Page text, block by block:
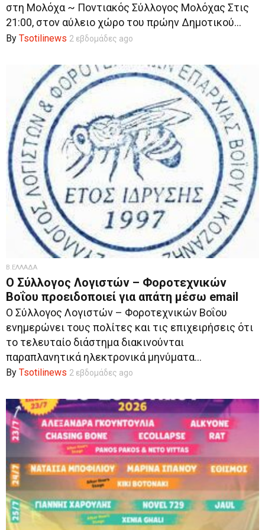
στη Μολόχα ~ Ποντιακός Σύλλογος Μολόχας Στις
21:00, στον αύλειο χώρο του πρώην Δημοτικού...
By Tsotilinews 2 εβδομάδες ago
Β.ΕΛΛΑΔΑ
Ο Σύλλογος Λογιστών – Φοροτεχνικών
Βοΐου προειδοποιεί για απάτη μέσω email
Ο Σύλλογος Λογιστών – Φοροτεχνικών Βοΐου
ενημερώνει τους πολίτες και τις επιχειρήσεις ότι
το τελευταίο διάστημα διακινούνται
παραπλανητικά ηλεκτρονικά μηνύματα...
By Tsotilinews 2 εβδομάδες ago